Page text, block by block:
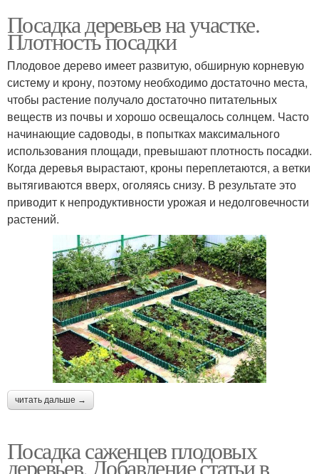
Посадка деревьев на участке.
Плотность посадки
Плодовое дерево имеет развитую, обширную корневую
систему и крону, поэтому необходимо достаточно места,
чтобы растение получало достаточно питательных
веществ из почвы и хорошо освещалось солнцем. Часто
начинающие садоводы, в попытках максимального
использования площади, превышают плотность посадки.
Когда деревья вырастают, кроны переплетаются, а ветки
вытягиваются вверх, оголяясь снизу. В результате это
приводит к непродуктивности урожая и недолговечности
растений.
читать дальше →
Посадка саженцев плодовых
деревьев. Добавление статьи в